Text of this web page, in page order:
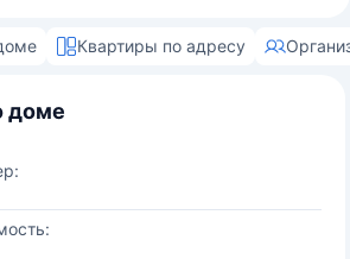
Квартиры по адресу
доме